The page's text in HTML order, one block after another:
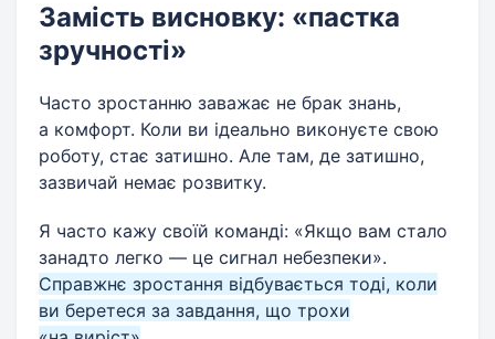
Замість висновку: «пастка
зручності»
Часто зростанню заважає не брак знань,
а комфорт. Коли ви ідеально виконуєте свою
роботу, стає затишно. Але там, де затишно,
зазвичай немає розвитку.
Я часто кажу своїй команді: «Якщо вам стало
занадто легко — це сигнал небезпеки».
Справжнє зростання відбувається тоді, коли
ви беретеся за завдання, що трохи